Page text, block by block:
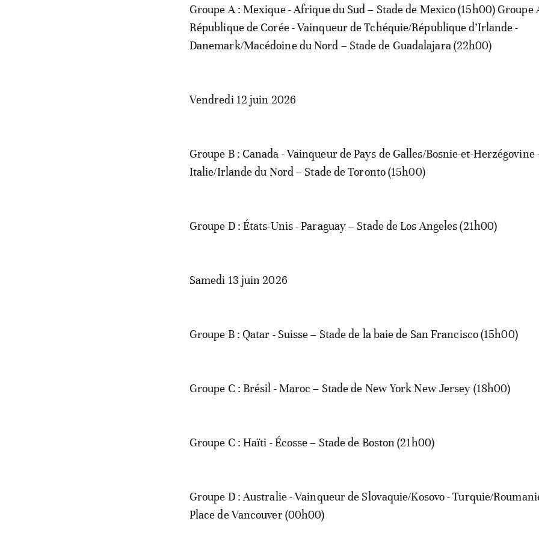
Groupe A : Mexique - Afrique du Sud – Stade de Mexico (15h00) Groupe
République de Corée - Vainqueur de Tchéquie/République d’Irlande -
Danemark/Macédoine du Nord – Stade de Guadalajara (22h00)
Vendredi 12 juin 2026
Groupe B : Canada - Vainqueur de Pays de Galles/Bosnie-et-Herzégovine
Italie/Irlande du Nord – Stade de Toronto (15h00)
Groupe D : États-Unis - Paraguay – Stade de Los Angeles (21h00)
Samedi 13 juin 2026
Groupe B : Qatar - Suisse – Stade de la baie de San Francisco (15h00)
Groupe C : Brésil - Maroc – Stade de New York New Jersey (18h00)
Groupe C : Haïti - Écosse – Stade de Boston (21h00)
Groupe D : Australie - Vainqueur de Slovaquie/Kosovo - Turquie/
Place de Vancouver (00h00)